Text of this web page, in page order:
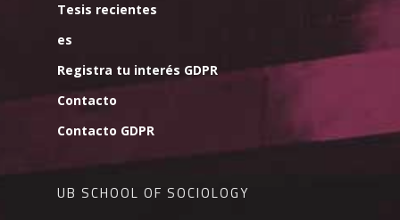
Tesis recientes
es
Registra tu interés GDPR
Contacto
Contacto GDPR
UB SCHOOL OF SOCIOLOGY